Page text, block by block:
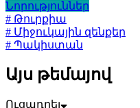
Նորություններ
# Թուրքիա
# Միջուկային զենքեր
# Պակիստան
Այս թեմայով
Ուցադրել